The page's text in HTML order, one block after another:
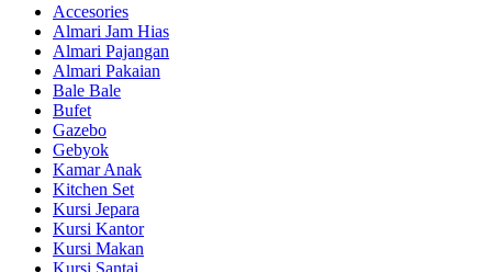
Accesories
Almari Jam Hias
Almari Pajangan
Almari Pakaian
Bale Bale
Bufet
Gazebo
Gebyok
Kamar Anak
Kitchen Set
Kursi Jepara
Kursi Kantor
Kursi Makan